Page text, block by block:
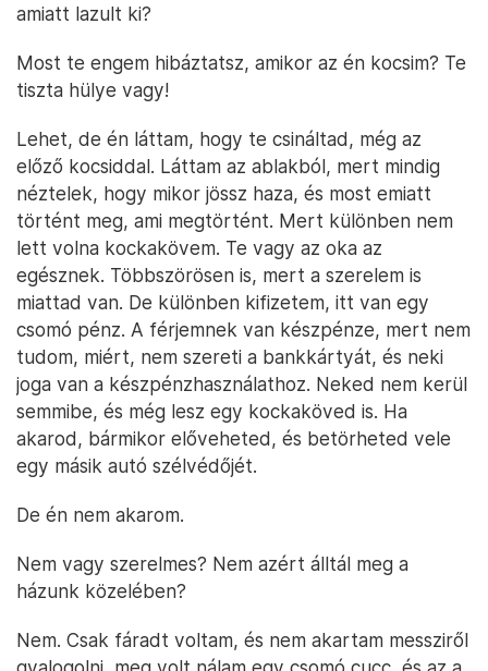
amiatt lazult ki?
Most te engem hibáztatsz, amikor az én kocsim? Te
tiszta hülye vagy!
Lehet, de én láttam, hogy te csináltad, még az
előző kocsiddal. Láttam az ablakból, mert mindig
néztelek, hogy mikor jössz haza, és most emiatt
történt meg, ami megtörtént. Mert különben nem
lett volna kockakövem. Te vagy az oka az
egésznek. Többszörösen is, mert a szerelem is
miattad van. De különben kifizetem, itt van egy
csomó pénz. A férjemnek van készpénze, mert nem
tudom, miért, nem szereti a bankkártyát, és neki
joga van a készpénzhasználathoz. Neked nem kerül
semmibe, és még lesz egy kockaköved is. Ha
akarod, bármikor előveheted, és betörheted vele
egy másik autó szélvédőjét.
De én nem akarom.
Nem vagy szerelmes? Nem azért álltál meg a
házunk közelében?
Nem. Csak fáradt voltam, és nem akartam messziről